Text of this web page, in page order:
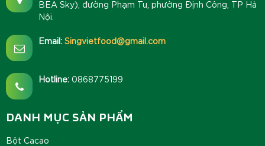
BEA Sky), đường Phạm Tu, phường Định Công, TP Hà
Nội.
Email: Singvietfood@gmail.com
Hotline: 0868775199
DANH MỤC SẢN PHẨM
Bột Cacao